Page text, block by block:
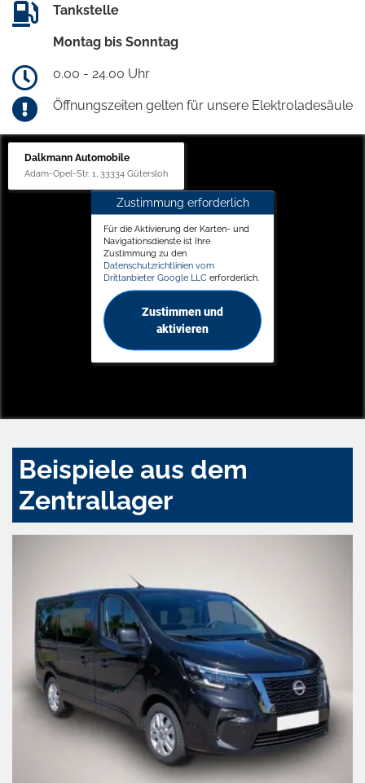
Tankstelle
Montag bis Sonntag
0.00 - 24.00 Uhr
Öffnungszeiten gelten für unsere Elektroladesäule
Dalkmann Automobile
Adam-Opel-Str. 1, 33334 Gütersloh
Zustimmung erforderlich
Für die Aktivierung der Karten- und
Navigationsdienste ist Ihre
Zustimmung zu den
Datenschutzrichtlinien vom
Drittanbieter Google LLC erforderlich.
Zustimmen und
aktivieren
Beispiele aus dem
Zentrallager